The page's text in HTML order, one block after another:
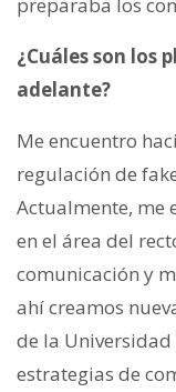
¿Cuáles son los
adelante?
Me encuentro
regulación de
Actualmente, me
en el área del
comunicación y
ahí creamos
de la
estrategias de